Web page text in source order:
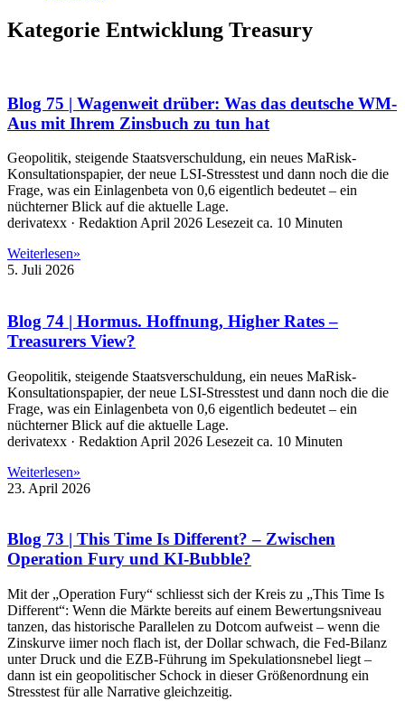
Kategorie Entwicklung Treasury
Blog 75 | Wagenweit drüber: Was das deutsche WM-
Aus mit Ihrem Zinsbuch zu tun hat
Geopolitik, steigende Staatsverschuldung, ein neues MaRisk-
Konsultationspapier, der neue LSI-Stresstest und dann noch die die
Frage, was ein Einlagenbeta von 0,6 eigentlich bedeutet – ein
nüchterner Blick auf die aktuelle Lage.
derivatexx · Redaktion April 2026 Lesezeit ca. 10 Minuten
Weiterlesen»
5. Juli 2026
Blog 74 | Hormus. Hoffnung, Higher Rates –
Treasurers View?
Geopolitik, steigende Staatsverschuldung, ein neues MaRisk-
Konsultationspapier, der neue LSI-Stresstest und dann noch die die
Frage, was ein Einlagenbeta von 0,6 eigentlich bedeutet – ein
nüchterner Blick auf die aktuelle Lage.
derivatexx · Redaktion April 2026 Lesezeit ca. 10 Minuten
Weiterlesen»
23. April 2026
Blog 73 | This Time Is Different? – Zwischen
Operation Fury und KI-Bubble?
Mit der „Operation Fury“ schliesst sich der Kreis zu „This Time Is
Different“: Wenn die Märkte bereits auf einem Bewertungsniveau
tanzen, das historische Parallelen zu Dotcom aufweist – wenn die
Zinskurve iimer noch flach ist, der Dollar schwach, die Fed-Bilanz
unter Druck und die EZB-Führung im Spekulationsnebel liegt –
dann ist ein geopolitischer Schock in dieser Größenordnung ein
Stresstest für alle Narrative gleichzeitig.